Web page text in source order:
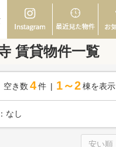
賃貸物件一覧
空き数 4 件 1～2 棟を表示
なし